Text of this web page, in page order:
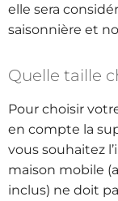
elle sera
saisonnière et
Quelle taille
Pour choisir
en compte la
vous souhaitez
maison mobile
inclus) ne doit